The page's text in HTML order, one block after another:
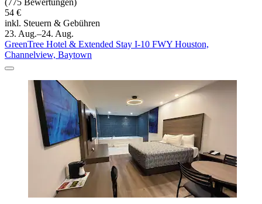
54 €
inkl. Steuern & Gebühren
23. Aug.–24. Aug.
GreenTree Hotel & Extended Stay I-10 FWY Houston,
Channelview, Baytown